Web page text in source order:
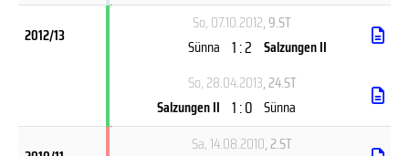
2012/13
So, 07.10.2012, 9.ST
Sünna 1 : 2 Salzungen II
So, 28.04.2013, 24.ST
Salzungen II 1 : 0 Sünna
Sa, 14.08.2010, 2.ST